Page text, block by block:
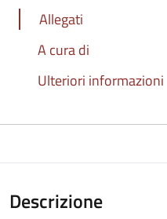
Allegati
A cura di
Ulteriori informazioni
Descrizione